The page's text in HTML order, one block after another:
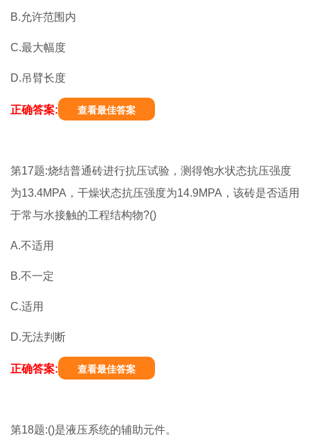
B.允许范围内
C.最大幅度
D.吊臂长度
正确答案: 查看最佳答案
第17题:烧结普通砖进行抗压试验，测得饱水状态抗压强度
为13.4MPA，干燥状态抗压强度为14.9MPA，该砖是否适用
于常与水接触的工程结构物?()
A.不适用
B.不一定
C.适用
D.无法判断
正确答案: 查看最佳答案
第18题:()是液压系统的辅助元件。